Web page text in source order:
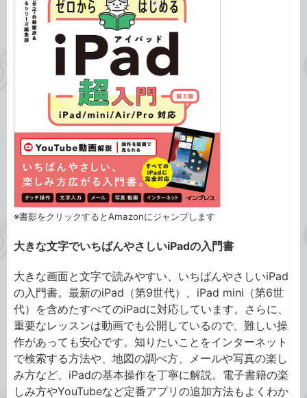
※書影をクリックするとAmazonにジャンプします
大きな文字でいちばんやさしいiPadの入門書
大きな画面と文字で読みやすい、いちばんやさしいiPad
の入門書。最新のiPad（第9世代）、iPad mini（第6世
代）を含めたすべてのiPadに対応しています。さらに、
重要なレッスンは動画でも公開しているので、難しい操
作があっても安心です。知りたいことをインターネット
で検索する方法や、地図の調べ方、メールや写真の楽し
み方など、iPadの基本操作を丁寧に解説。電子書籍の楽
しみ方やYouTubeなど定番アプリの追加方法もよくわか